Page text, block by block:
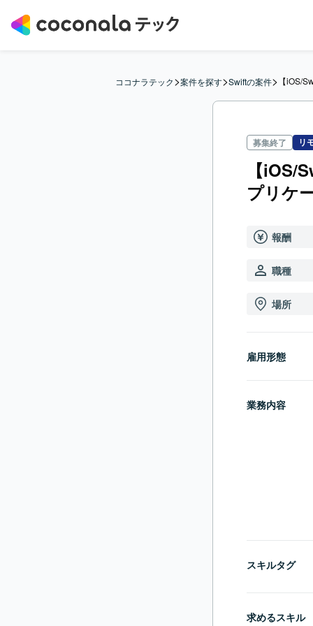
ココナラテック>案件を探す>Swiftの案件> 【iOS/
募集終了 リ
【iOS/
プリケ
報酬
職種
場所
雇用形態
業務内容
スキルタグ
求めるスキル